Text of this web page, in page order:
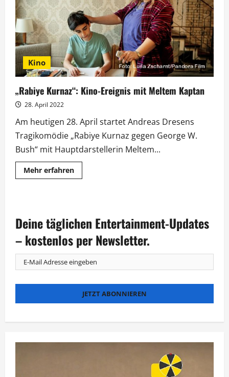
Pietsch
Kino
„Rabiye Kurnaz“: Kino-Ereignis mit Meltem Kaptan
28. April 2022
Am heutigen 28. April startet Andreas Dresens
Tragikomödie „Rabiye Kurnaz gegen George W.
Bush“ mit Hauptdarstellerin Meltem...
Mehr erfahrenMehr
Informationen
mit
Meltem
Kaptan
Deine täglichen Entertainment-Updates
– kostenlos per Newsletter.